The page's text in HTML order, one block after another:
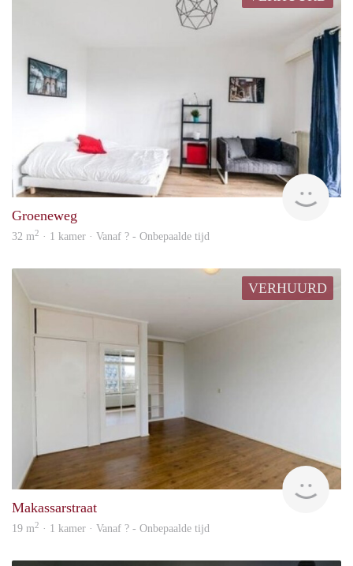
Groeneweg
32 m2 · 1 kamer · Vanaf ? - Onbepaalde tijd
VERHUURD
Makassarstraat
19 m2 · 1 kamer · Vanaf ? - Onbepaalde tijd